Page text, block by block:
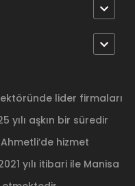
lider firmaları
yılı aşkın bir süredir
hizmet
yılı itibari ile Manisa